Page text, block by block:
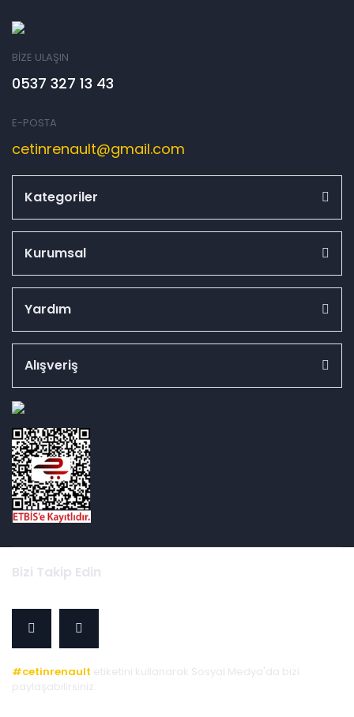
BİZE ULAŞIN
0537 327 13 43
E-POSTA
cetinrenault@gmail.com
Kategoriler
Kurumsal
Yardım
Alışveriş
Bizi Takip Edin
#cetinrenault etiketini kullanarak Sosyal Medya'da bizi
paylaşabilirsiniz.